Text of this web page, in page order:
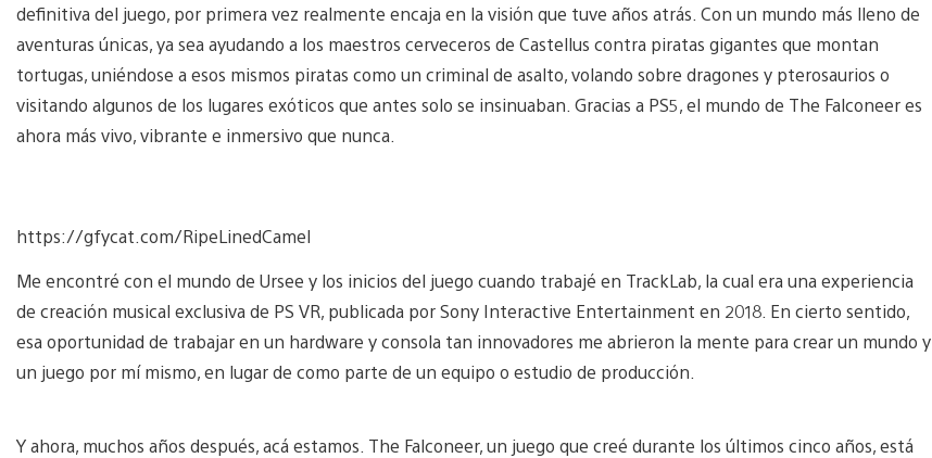
definitiva del juego, por primera vez realmente encaja en la visión que tuve años atrás. Con un mundo más lleno de
aventuras únicas, ya sea ayudando a los maestros cerveceros de Castellus contra piratas gigantes que montan
tortugas, uniéndose a esos mismos piratas como un criminal de asalto, volando sobre dragones y pterosaurios o
visitando algunos de los lugares exóticos que antes solo se insinuaban. Gracias a PS5, el mundo de The Falconeer es
ahora más vivo, vibrante e inmersivo que nunca.
https://gfycat.com/RipeLinedCamel
Me encontré con el mundo de Ursee y los inicios del juego cuando trabajé en TrackLab, la cual era una experiencia
de creación musical exclusiva de PS VR, publicada por Sony Interactive Entertainment en 2018. En cierto sentido,
esa oportunidad de trabajar en un hardware y consola tan innovadores me abrieron la mente para crear un mundo y
un juego por mí mismo, en lugar de como parte de un equipo o estudio de producción.
Y ahora, muchos años después, acá estamos. The Falconeer, un juego que creé durante los últimos cinco años, está